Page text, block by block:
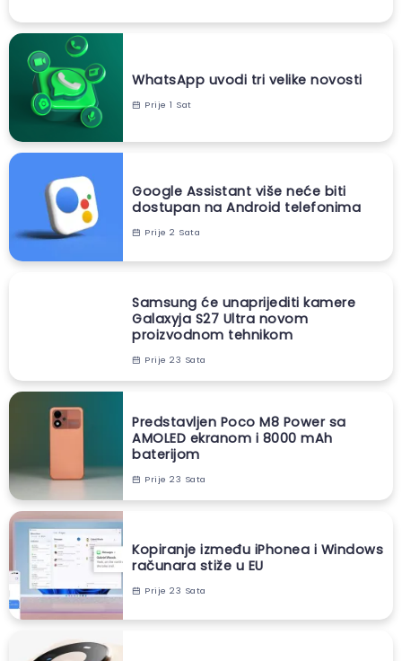
WhatsApp uvodi tri velike novosti
Prije 1 Sat
Google Assistant više neće biti
dostupan na Android telefonima
Prije 2 Sata
Samsung će unaprijediti kamere
Galaxyja S27 Ultra novom
proizvodnom tehnikom
Prije 23 Sata
Predstavljen Poco M8 Power sa
AMOLED ekranom i 8000 mAh
baterijom
Prije 23 Sata
Kopiranje između iPhonea i Windows
računara stiže u EU
Prije 23 Sata